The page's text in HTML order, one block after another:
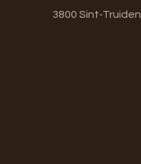
3800 Sint-Truiden